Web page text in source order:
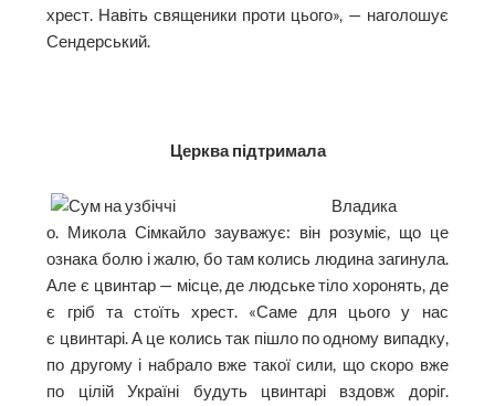
хрест. Навіть священики проти цього», — наголошує
Сендерський.
Церква підтримала
Владика
о. Микола Сімкайло зауважує: він розуміє, що це
ознака болю і жалю, бо там колись людина загинула.
Але є цвинтар — місце, де людське тіло хоронять, де
є гріб та стоїть хрест. «Саме для цього у нас
є цвинтарі. А це колись так пішло по одному випадку,
по другому і набрало вже такої сили, що скоро вже
по цілій Україні будуть цвинтарі вздовж доріг.